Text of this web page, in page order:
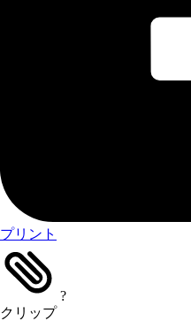
プリント
クリップ
?